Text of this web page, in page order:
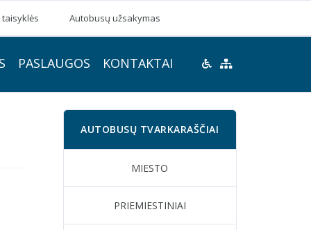
Autobusų užsakymas
PASLAUGOS KONTAKTAI
AUTOBUSŲ TVARKARAŠČIAI
MIESTO
PRIEMIESTINIAI